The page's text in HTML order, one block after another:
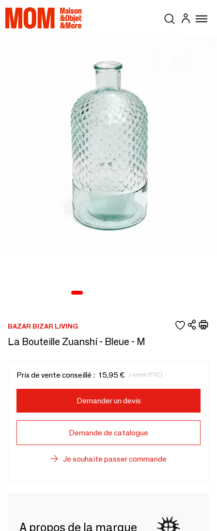
BAZAR BIZAR LIVING
La Bouteille Zuanshí - Bleue - M
Prix de vente conseillé : 15,95 € / unité (TTC)
Demander un devis
Demande de catalogue
Je souhaite passer commande
A propos de la marque